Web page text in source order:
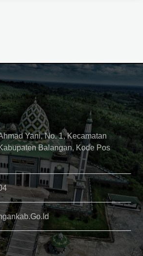
Yani, No. 1, Kecamatan
Balangan, Kode Pos